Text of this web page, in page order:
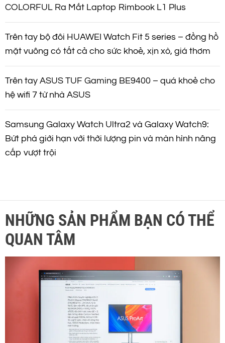
COLORFUL Ra Mắt Laptop Rimbook L1 Plus
Trên tay bộ đôi HUAWEI Watch Fit 5 series – đồng hồ
mặt vuông có tất cả cho sức khoẻ, xịn xò, giá thơm
Trên tay ASUS TUF Gaming BE9400 – quá khoẻ cho
hệ wifi 7 từ nhà ASUS
Samsung Galaxy Watch Ultra2 và Galaxy Watch9:
Bứt phá giới hạn với thời lượng pin và màn hình nâng
cấp vượt trội
NHỮNG SẢN PHẨM BẠN CÓ THỂ
QUAN TÂM